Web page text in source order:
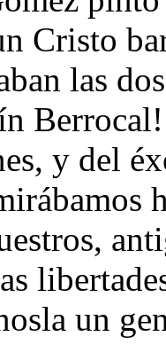
Cristo
las
y del
un